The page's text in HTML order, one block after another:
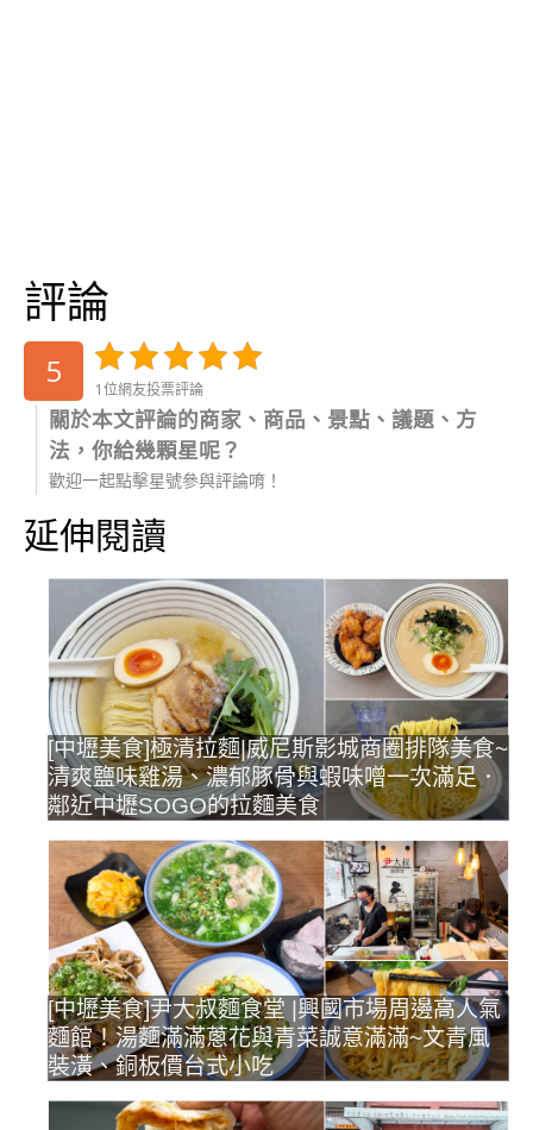
評論
5 1位網友投票評論
關於本文評論的商家、商品、景點、議題、方
法，你給幾顆星呢？
歡迎一起點擊星號參與評論唷！
延伸閱讀
[中壢美食]極清拉麵|威尼斯影城商圈排隊美食~
清爽鹽味雞湯、濃郁豚骨與蝦味噌一次滿足．
鄰近中壢SOGO的拉麵美食
[中壢美食]尹大叔麵食堂 |興國市場周邊高人氣
麵館！湯麵滿滿蔥花與青菜誠意滿滿~文青風
裝潢、銅板價台式小吃